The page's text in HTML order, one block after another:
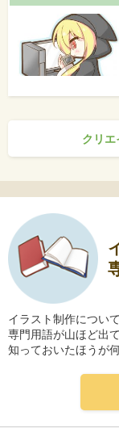
クリエ
イラスト制作につい
専門用語が山ほど出て
知っておいたほうが